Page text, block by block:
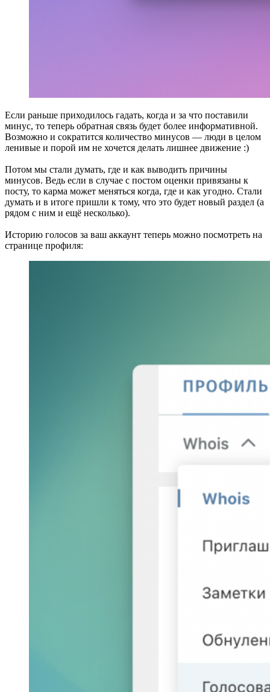
Если раньше приходилось гадать, когда и за что поставили
минус, то теперь обратная связь будет более информативной.
Возможно и сократится количество минусов — люди в целом
ленивые и порой им не хочется делать лишнее движение :)
Потом мы стали думать, где и как выводить причины
минусов. Ведь если в случае с постом оценки привязаны к
посту, то карма может меняться когда, где и как угодно. Стали
думать и в итоге пришли к тому, что это будет новый раздел (а
рядом с ним и ещё несколько).
Историю голосов за ваш аккаунт теперь можно посмотреть на
странице профиля: